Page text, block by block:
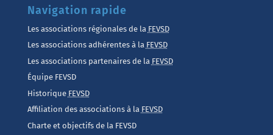
Navigation rapide
Les associations régionales de la FEVSD
Les associations adhérentes à la FEVSD
Les associations partenaires de la FEVSD
Équipe FEVSD
Historique FEVSD
Affiliation des associations à la FEVSD
Charte et objectifs de la FEVSD